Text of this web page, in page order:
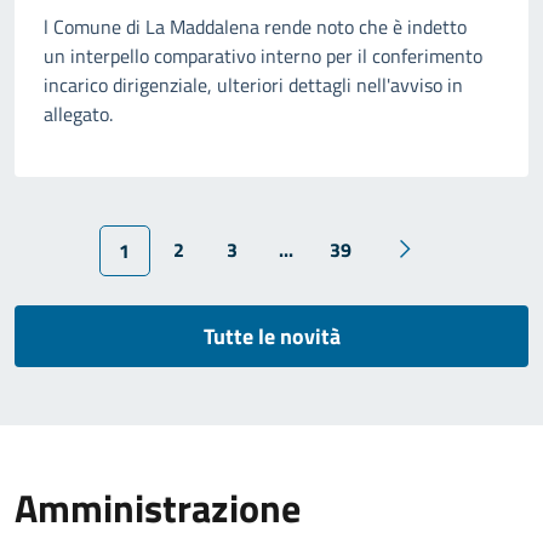
l Comune di La Maddalena rende noto che è indetto
un interpello comparativo interno per il conferimento
incarico dirigenziale, ulteriori dettagli nell'avviso in
allegato.
1 2 3 ... 39
Tutte le novità
Amministrazione